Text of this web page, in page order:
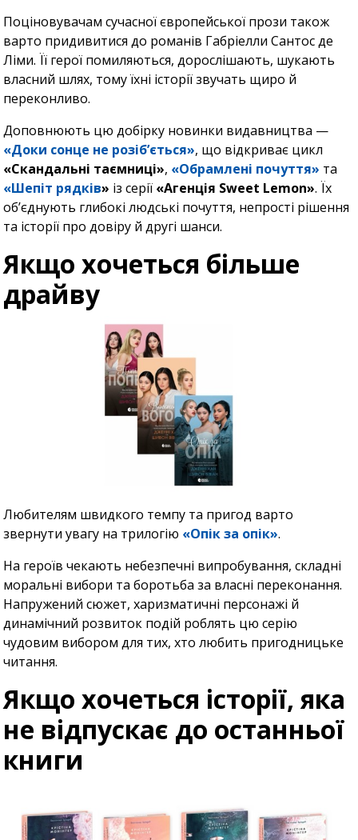
Поціновувачам сучасної європейської прози також
варто придивитися до романів Габріелли Сантос де
Ліми. Її герої помиляються, дорослішають, шукають
власний шлях, тому їхні історії звучать щиро й
переконливо.
Доповнюють цю добірку новинки видавництва —
«Доки сонце не розіб’ється», що відкриває цикл
«Скандальні таємниці», «Обрамлені почуття» та
«Шепіт рядків» із серії «Агенція Sweet Lemon». Їх
об’єднують глибокі людські почуття, непрості рішення
та історії про довіру й другі шанси.
Якщо хочеться більше
драйву
Любителям швидкого темпу та пригод варто
звернути увагу на трилогію «Опік за опік».
На героїв чекають небезпечні випробування, складні
моральні вибори та боротьба за власні переконання.
Напружений сюжет, харизматичні персонажі й
динамічний розвиток подій роблять цю серію
чудовим вибором для тих, хто любить пригодницьке
читання.
Якщо хочеться історії, яка
не відпускає до останньої
книги